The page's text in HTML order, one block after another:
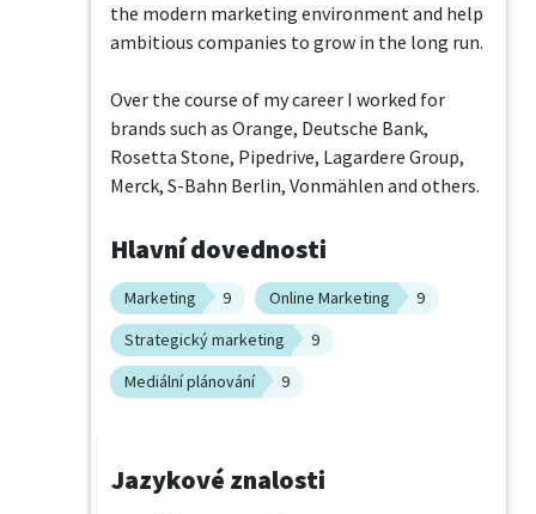
the modern marketing environment and help
ambitious companies to grow in the long run.
Over the course of my career I worked for
brands such as Orange, Deutsche Bank,
Rosetta Stone, Pipedrive, Lagardere Group,
Merck, S-Bahn Berlin, Vonmählen and others.
Hlavní dovednosti
Marketing 9 Online Marketing
9
Strategický marketing
9
Mediální plánování
9
Jazykové znalosti